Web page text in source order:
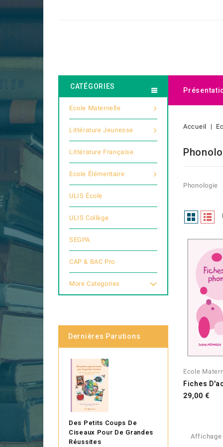
CATÉGORIES
Ecole Maternelle
Littérature Jeunesse
Littérature Française
Ecole Élémentaire
ULIS École
ULIS Collège
SEGPA
CAP & BAC Pro
More Categories
Dernières Parutions
Des Petits Coups De
Ciseaux Pour De Grandes
Réussites
Accueil
Phonologie
Ecole
Fiches
Prix
29,00 €
Affichage